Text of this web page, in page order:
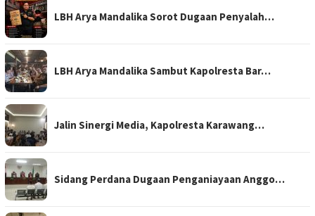
LBH Arya Mandalika Sorot Dugaan Penyalah…
LBH Arya Mandalika Sambut Kapolresta Bar…
Jalin Sinergi Media, Kapolresta Karawang…
Sidang Perdana Dugaan Penganiayaan Anggo…